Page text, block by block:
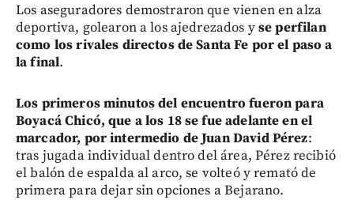
Los aseguradores demostraron que vienen en alza
deportiva, golearon a los ajedrezados yse perfilan
como los rivales directos de Santa Fe por el paso a
la final.
Los primeros minutos del encuentro fueron para
Boyacá Chicó, que a los 18 se fue adelante en el
marcador, por intermedio de Juan David Pérez:
tras jugada individual dentro del área, Pérez recibió
el balón de espalda al arco, se volteó y remató de
primera para dejar sin opciones a Bejarano.